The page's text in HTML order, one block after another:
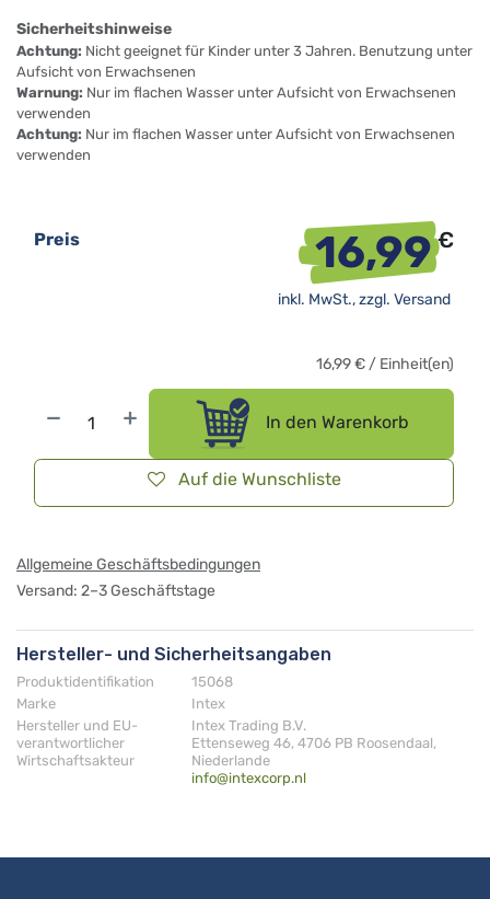
Sicherheitshinweise
Achtung: Nicht geeignet für Kinder unter 3 Jahren. Benutzung unter
Aufsicht von Erwachsenen
Warnung: Nur im flachen Wasser unter Aufsicht von Erwachsenen
verwenden
Achtung: Nur im flachen Wasser unter Aufsicht von Erwachsenen
verwenden
In den Warenkorb
Auf die Wunschliste
Preis 16,99€
inkl. MwSt., zzgl. Versand
16,99€ / Einheit(en)
Allgemeine Geschäftsbedingungen
Versand: 2–3 Geschäftstage
Hersteller- und Sicherheitsangaben
Produktidentifikation
15068
Marke
Intex
Hersteller und EU-
verantwortlicher
Wirtschaftsakteur
Intex Trading B.V.
Ettenseweg 46, 4706 PB Roosendaal,
Niederlande
info@intexcorp.nl